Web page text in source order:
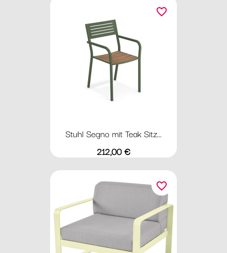
Stuhl Segno mit Teak Sitz...
Preis
212,00 €
favorite_border
favorite_border